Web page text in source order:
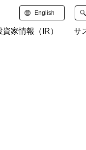
English
家情報（IR） サ